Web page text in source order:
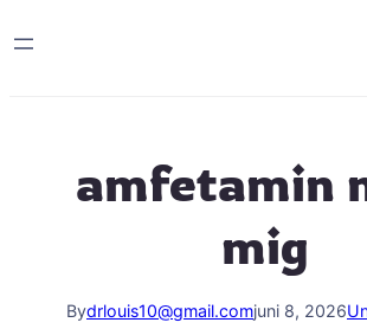
amfetamin
mig
Bydrlouis10@gmail.comjuni 8, 2026